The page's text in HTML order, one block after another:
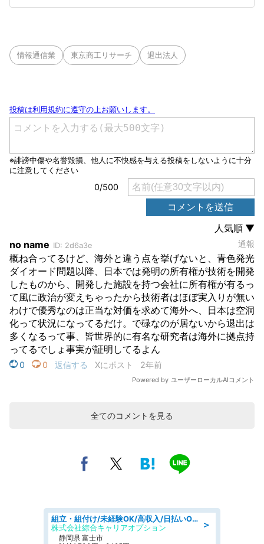
情報通信業 東京商工リサーチ 退出法人
全てのコメントを見る
＞
組立・組付け/未経験OK/高収入/日払いOK/交替制/20・30・40代活躍中
株式会社綜合キャリアオプション
静岡県 富士市